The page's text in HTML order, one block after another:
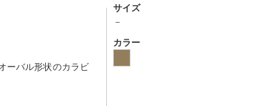
ーバル形状のカラビ
サイズ
－
カラー